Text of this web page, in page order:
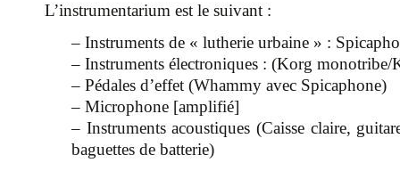
L’instrumentarium est le suivant :
– Instruments de « lutherie urbaine » :
– Instruments électroniques : (Korg
– Pédales d’effet (Whammy avec Spicaphone)
– Microphone [amplifié]
– Instruments acoustiques (Caisse claire,
baguettes de batterie)